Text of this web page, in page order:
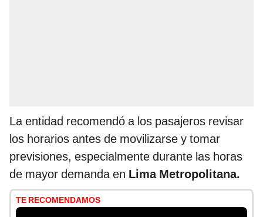
La entidad recomendó a los pasajeros revisar
los horarios antes de movilizarse y tomar
previsiones, especialmente durante las horas
de mayor demanda en Lima Metropolitana.
TE RECOMENDAMOS